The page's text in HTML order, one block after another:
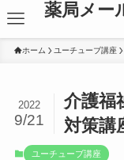
薬局メー
ホーム ユーチューブ講座
介護福
対策講
2022
9/21
ユーチューブ講座